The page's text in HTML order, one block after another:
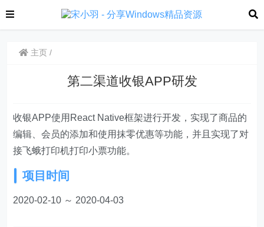
主页
第二渠道收银APP研发
收银APP使用React Native框架进行开发，实现了商品的
编辑、会员的添加和使用抹零优惠等功能，并且实现了对
接飞蛾打印机打印小票功能。
项目时间
2020-02-10 ～ 2020-04-03